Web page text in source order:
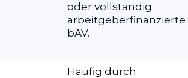
oder vollständig
arbeitgeberfinanzierte
bAV.
Häufig durch